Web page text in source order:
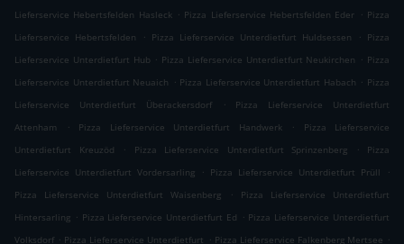
Lieferservice Hebertsfelden Hasleck . Pizza Lieferservice Hebertsfelden Eder . Pizza
Lieferservice Hebertsfelden
. Pizza Lieferservice Unterdietfurt Huldsessen . Pizza
Lieferservice Unterdietfurt Hub . Pizza Lieferservice Unterdietfurt Neukirchen . Pizza
Lieferservice Unterdietfurt Neuaich . Pizza Lieferservice Unterdietfurt Habach . Pizza
Lieferservice Unterdietfurt Überackersdorf
.
Pizza Lieferservice Unterdietfurt
Attenham
. Pizza Lieferservice Unterdietfurt Handwerk .
Pizza Lieferservice
Unterdietfurt Kreuzöd
. Pizza Lieferservice Unterdietfurt Sprinzenberg .
Pizza
Lieferservice Unterdietfurt Vordersarling
. Pizza Lieferservice Unterdietfurt Prüll
.
Pizza Lieferservice Unterdietfurt Waisenberg
.
Pizza Lieferservice Unterdietfurt
Hintersarling . Pizza Lieferservice Unterdietfurt Ed . Pizza Lieferservice Unterdietfurt
Volksdorf . Pizza Lieferservice Unterdietfurt . Pizza Lieferservice Falkenberg Mertsee .